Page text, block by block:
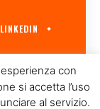
LINKEDIN
UNGHERESE
con
si accetta l’uso
al servizio.